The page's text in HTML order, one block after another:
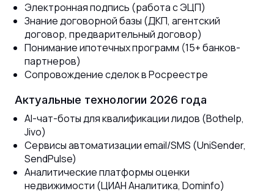
Электронная подпись (работа с ЭЦП)
Знание договорной базы (ДКП, агентский
договор, предварительный договор)
Понимание ипотечных программ (15+ банков-
партнеров)
Сопровождение сделок в Росреестре
Актуальные технологии 2026 года
AI-чат-боты для квалификации лидов (Bothelp,
Jivo)
Сервисы автоматизации email/SMS (UniSender,
SendPulse)
Аналитические платформы оценки
недвижимости (ЦИАН Аналитика, Dominfo)